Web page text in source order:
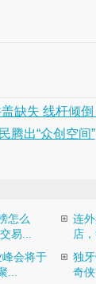
缺失 线杆倾倒
腾出“众创空间”
怎么
易...
连
店
会将于
...
独
奇